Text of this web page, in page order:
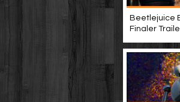
Beetlejuice
Finaler